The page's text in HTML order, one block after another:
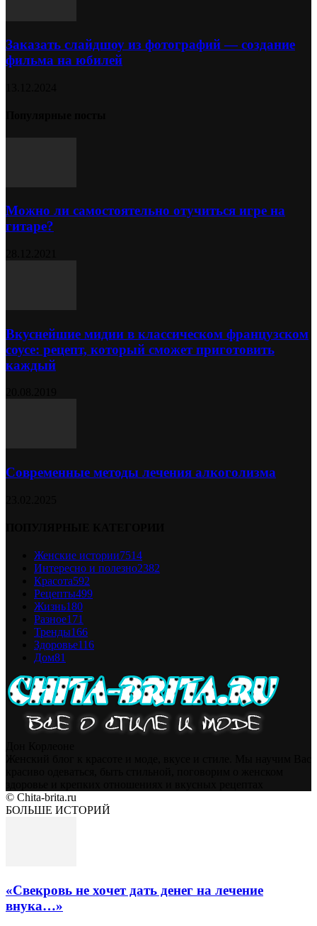
Заказать слайдшоу из фотографий — создание
фильма на юбилей
Можно ли самостоятельно отучиться игре на
гитаре?
Вкуснейшие мидии в классическом французском
соусе: рецепт, который сможет приготовить
каждый
Современные методы лечения алкоголизма
Женские истории7514
Интересно и полезно2382
Красота592
Рецепты499
Жизнь180
Разное171
Тренды166
Здоровье116
Дом81
© Chita-brita.ru
БОЛЬШЕ ИСТОРИЙ
«Свекровь не хочет дать денег на лечение
внука…»